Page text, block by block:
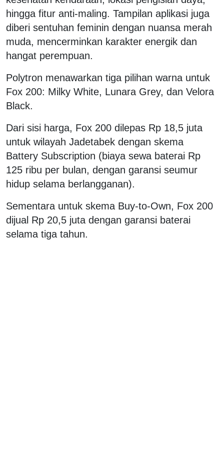
hingga fitur anti-maling. Tampilan aplikasi juga
diberi sentuhan feminin dengan nuansa merah
muda, mencerminkan karakter energik dan
hangat perempuan.
Polytron menawarkan tiga pilihan warna untuk
Fox 200: Milky White, Lunara Grey, dan Velora
Black.
Dari sisi harga, Fox 200 dilepas Rp 18,5 juta
untuk wilayah Jadetabek dengan skema
Battery Subscription (biaya sewa baterai Rp
125 ribu per bulan, dengan garansi seumur
hidup selama berlangganan).
Sementara untuk skema Buy-to-Own, Fox 200
dijual Rp 20,5 juta dengan garansi baterai
selama tiga tahun.